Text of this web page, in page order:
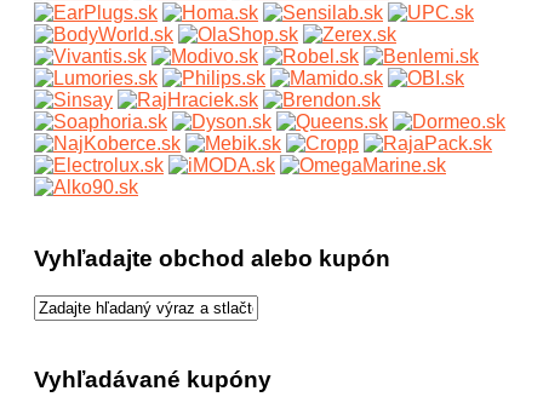
Vyhľadajte obchod alebo kupón
Vyhľadávané kupóny